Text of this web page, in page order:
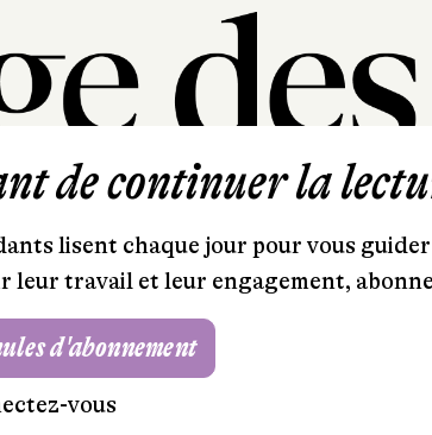
101, rue
T. 01 44
RGPD
de continuer la
lisent chaque jour pour vous
leur travail et leur engagement,
d'abonnement
vous